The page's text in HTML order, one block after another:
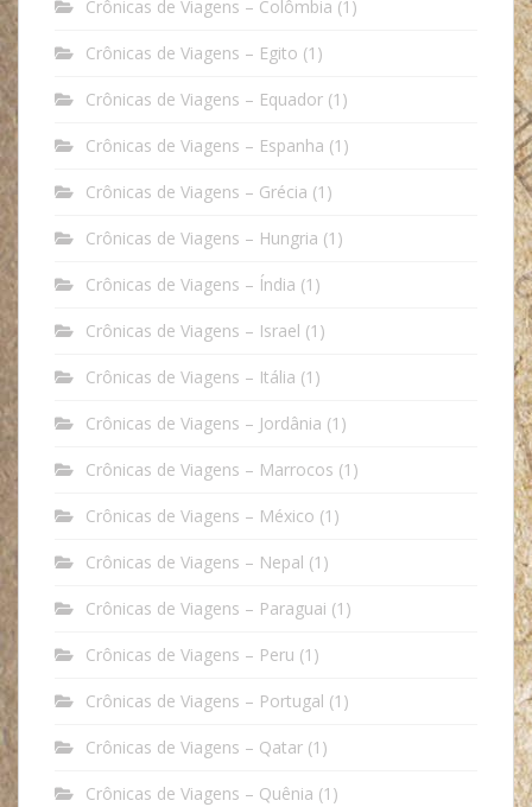
Crônicas de Viagens – Colômbia (1)
Crônicas de Viagens – Egito (1)
Crônicas de Viagens – Equador (1)
Crônicas de Viagens – Espanha (1)
Crônicas de Viagens – Grécia (1)
Crônicas de Viagens – Hungria (1)
Crônicas de Viagens – Índia (1)
Crônicas de Viagens – Israel (1)
Crônicas de Viagens – Itália (1)
Crônicas de Viagens – Jordânia (1)
Crônicas de Viagens – Marrocos (1)
Crônicas de Viagens – México (1)
Crônicas de Viagens – Nepal (1)
Crônicas de Viagens – Paraguai (1)
Crônicas de Viagens – Peru (1)
Crônicas de Viagens – Portugal (1)
Crônicas de Viagens – Qatar (1)
Crônicas de Viagens – Quênia (1)